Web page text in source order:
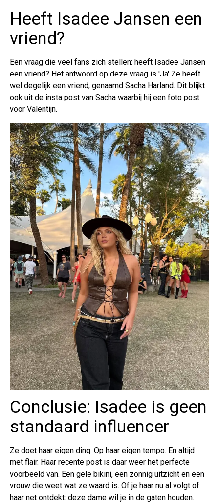
Heeft Isadee Jansen een
vriend?
Een vraag die veel fans zich stellen: heeft Isadee Jansen
een vriend? Het antwoord op deze vraag is 'Ja' Ze heeft
wel degelijk een vriend, genaamd Sacha Harland. Dit blijkt
ook uit de insta post van Sacha waarbij hij een foto post
voor Valentijn.
Conclusie: Isadee is geen
standaard influencer
Ze doet haar eigen ding. Op haar eigen tempo. En altijd
met flair. Haar recente post is daar weer het perfecte
voorbeeld van. Een gele bikini, een zonnig uitzicht en een
vrouw die weet wat ze waard is. Of je haar nu al volgt of
haar net ontdekt: deze dame wil je in de gaten houden.